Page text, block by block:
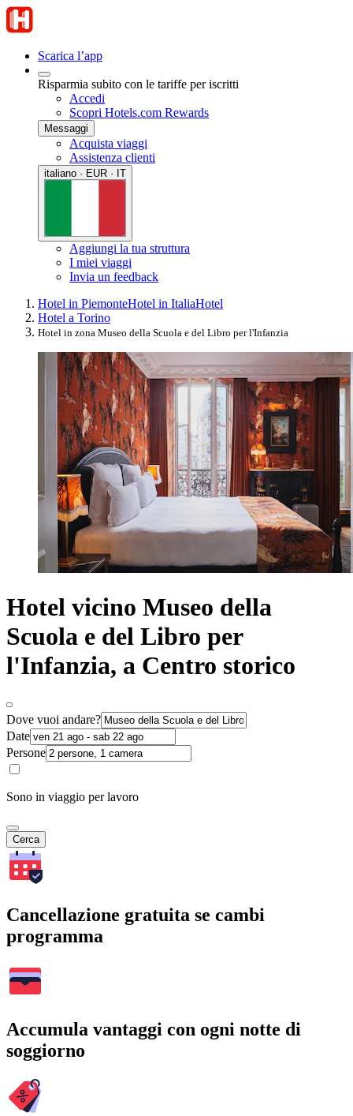
Scarica l’app
Risparmia subito con le tariffe per iscritti
Accedi
Scopri Hotels.com Rewards
Messaggi
Acquista viaggi
Assistenza clienti
italiano · EUR · IT
Aggiungi la tua struttura
I miei viaggi
Invia un feedback
Hotel in PiemonteHotel in ItaliaHotel
Hotel a Torino
Hotel in zona Museo della Scuola e del Libro per l'Infanzia
Hotel vicino Museo della
Scuola e del Libro per
l'Infanzia, a Centro storico
Dove vuoi andare?
Date
Persone
Sono in viaggio per lavoro
Cerca
Cancellazione gratuita se cambi
programma
Accumula vantaggi con ogni notte di
soggiorno